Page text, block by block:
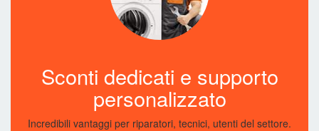
Sconti dedicati e supporto
personalizzato
Incredibili vantaggi per riparatori, tecnici, utenti del settore.